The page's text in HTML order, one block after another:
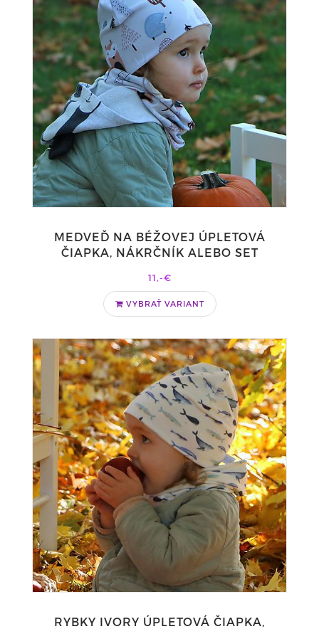
MEDVEĎ NA BÉŽOVEJ ÚPLETOVÁ
ČIAPKA, NÁKRČNÍK ALEBO SET
11,-€
VYBRAŤ VARIANT
RYBKY IVORY ÚPLETOVÁ ČIAPKA,